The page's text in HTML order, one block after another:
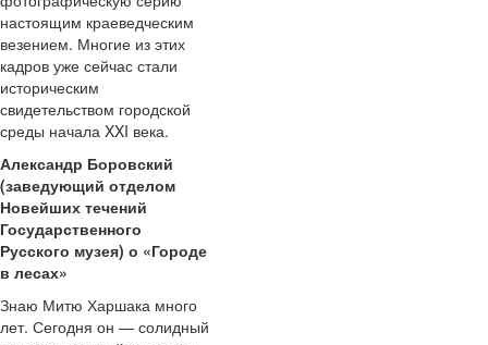
настоящим краеведческим
везением. Многие из этих
кадров уже сейчас стали
историческим
свидетельством городской
среды начала XXI века.
Александр Боровский
(заведующий отделом
Новейших течений
Государственного
Русского музея) о «Городе
в лесах»
Знаю Митю Харшака много
лет. Сегодня он — солидный